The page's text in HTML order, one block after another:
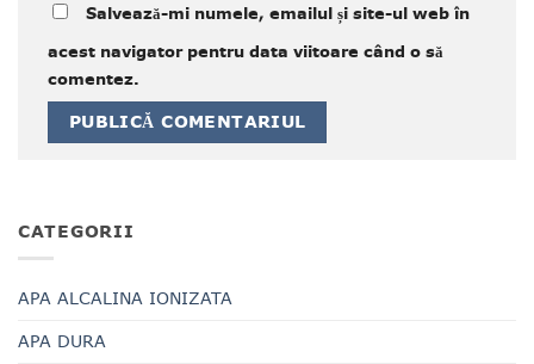
Salvează-mi numele, emailul și site-ul web în
acest navigator pentru data viitoare când o să
comentez.
CATEGORII
APA ALCALINA IONIZATA
APA DURA